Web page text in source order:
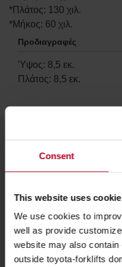
Consent
This website uses
We use cookies to
well as provide
website may also
outside toyota-forklifts
*Πλάτος: 130 χιλ.
*Μήκος: 60 χιλ.
Προδιαγραφές
Ύψος: 8,5 εκ.
Πλάτος: 8,5 εκ.